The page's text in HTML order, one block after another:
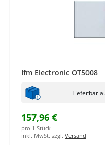
Ifm Electronic OT5008
Lieferbar
157,96 €
pro 1 Stück
inkl. MwSt. zzgl. Versand